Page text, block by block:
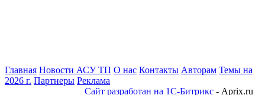
Главная Новости АСУ ТП О нас Контакты Авторам Темы на
2026 г. Партнеры Реклама
Сайт разработан на 1С-Битрикс - Aprix.ru